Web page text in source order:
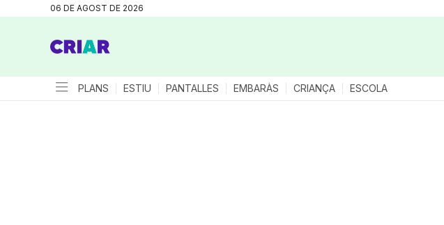
06 DE AGOST DE 2026
PLANS ESTIU PANTALLES EMBARÀS CRIANÇA ESCOLA